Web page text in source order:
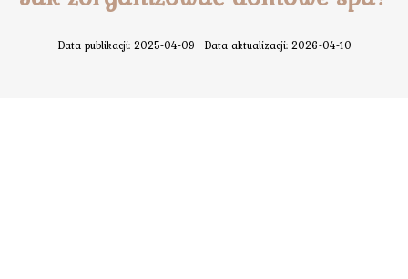
Data publikacji: 2025-04-09 Data aktualizacji: 2026-04-10